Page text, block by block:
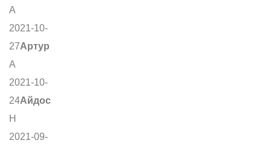
А
2021-10-
27Артур
А
2021-10-
24Айдос
Н
2021-09-